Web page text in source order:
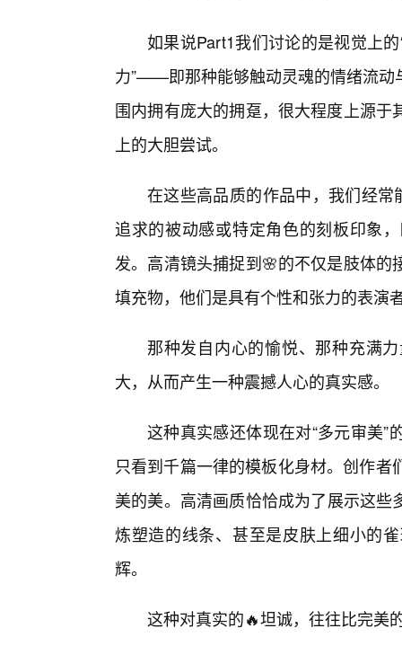
如果说Part1我们讨论的是视觉上
力”——即那种能够触动灵魂的情绪流动
围内拥有庞大的拥趸，很大程度上源
上的大胆尝试。
在这些高品质的作品中，我们经常
追求的被动感或特定角色的刻板印象
发。高清镜头捕捉到🌸的不仅是肢体
填充物，他们是具有个性和张力的表演
那种发自内心的愉悦、那种充满
大，从而产生一种震撼人心的真实感。
这种真实感还体现在对“多元审美
只看到千篇一律的模板化身材。创作
美的美。高清画质恰恰成为了展示这
炼塑造的线条、甚至是皮肤上细小的
辉。
这种对真实的🔥坦诚，往往比完美